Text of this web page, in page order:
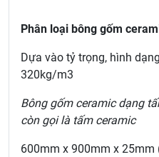
Phân loại bông gốm
Dựa vào tỷ trọng, hình
320kg/m3
Bông gốm ceramic dạng
còn gọi là tấm ceramic
600mm x 900mm x